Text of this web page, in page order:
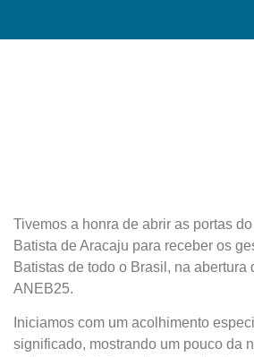
Tivemos a honra de abrir as portas
Batista de Aracaju para receber os
Batistas de todo o Brasil, na abertura
ANEB25.
Iniciamos com um acolhimento
significado, mostrando um pouco da